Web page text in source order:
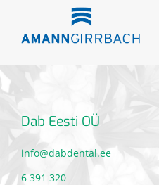
Dab Eesti OÜ
info@dabdental.ee
6 391 320